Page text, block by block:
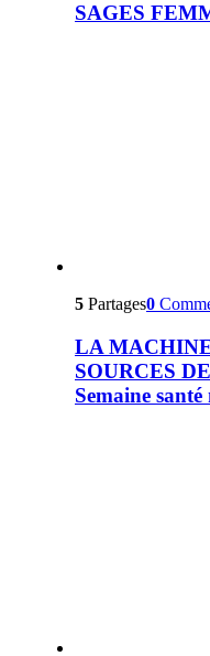
SAGES
5 Partages0
LA
SOURCES
Semaine santé